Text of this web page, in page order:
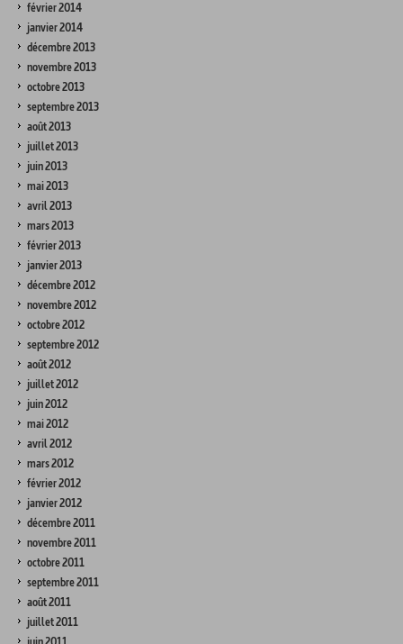
février 2014
janvier 2014
décembre 2013
novembre 2013
octobre 2013
septembre 2013
août 2013
juillet 2013
juin 2013
mai 2013
avril 2013
mars 2013
février 2013
janvier 2013
décembre 2012
novembre 2012
octobre 2012
septembre 2012
août 2012
juillet 2012
juin 2012
mai 2012
avril 2012
mars 2012
février 2012
janvier 2012
décembre 2011
novembre 2011
octobre 2011
septembre 2011
août 2011
juillet 2011